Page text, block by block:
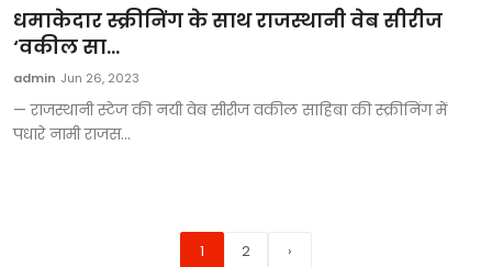
धमाकेदार स्क्रीनिंग के साथ राजस्थानी वेब सीरीज
‘वकील सा...
admin Jun 26, 2023
— राजस्थानी स्टेज की नयी वेब सीरीज वकील साहिबा की स्क्रीनिंग में
पधारे नामी राजस...
1 2 ›